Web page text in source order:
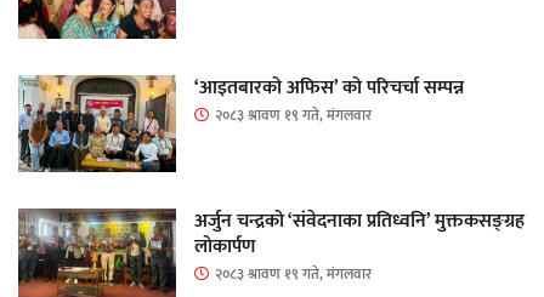
‘आइतबारको अफिस’ को परिचर्चा सम्पन्न
२०८३ श्रावण १९ गते, मंगलवार
अर्जुन चन्द्रको ‘संवेदनाका प्रतिध्वनि’ मुक्तकसङ्ग्रह
लोकार्पण
२०८३ श्रावण १९ गते, मंगलवार